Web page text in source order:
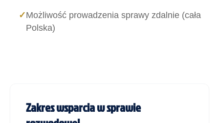
✓Możliwość prowadzenia sprawy zdalnie (cała
Polska)
Zakres wsparcia w sprawie